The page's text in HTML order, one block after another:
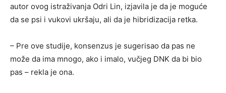
autor ovog istraživanja Odri Lin, izjavila je da je moguće
da se psi i vukovi ukršaju, ali da je hibridizacija retka.
– Pre ove studije, konsenzus je sugerisao da pas ne
može da ima mnogo, ako i imalo, vučjeg DNK da bi bio
pas – rekla je ona.